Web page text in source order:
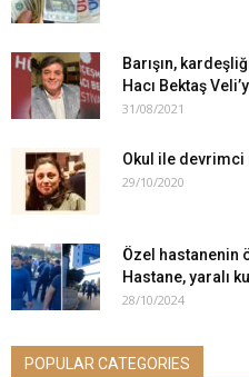
Barışın,
Hacı Bektaş
31/08/2021
Okul ile
29/10/2020
Özel hastanenin
Hastane, yaralı
28/10/2024
POPULAR CATEGORIES